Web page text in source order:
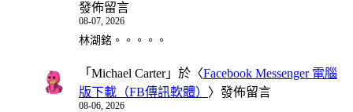
發佈留言
08-07, 2026
林湖銘。。。。。
「 Michael Carter」於〈Facebook Messenger 電腦
版下載（FB傳訊軟體） 〉發佈留言
08-06, 2026